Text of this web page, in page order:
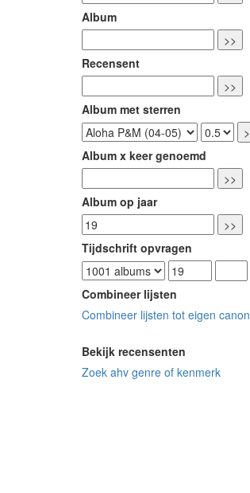
Album
Recensent
Album met sterren
Album x keer genoemd
Album op jaar
Tijdschrift opvragen
Combineer lijsten
Combineer lijsten tot eigen canon
Bekijk recensenten
Zoek ahv genre of kenmerk